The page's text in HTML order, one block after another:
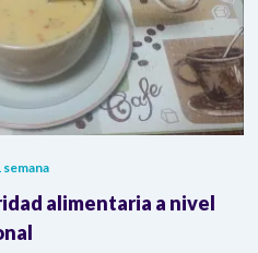
semana
alimentaria a nivel